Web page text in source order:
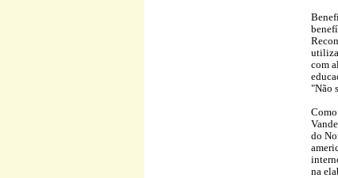
com
"Não
do
na